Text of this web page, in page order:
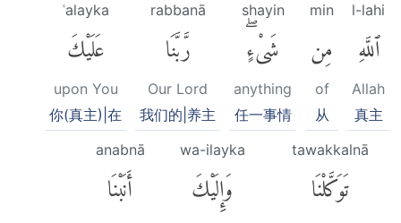
l-lahi
ٱللَّهِ
Allah
真主
min
مِن
of
从
shayin
شَىْءٍۖ
anything
任一事情
rabbanā
رَّبَّنَا
Our Lord
我们的|养主
ʿalayka
عَلَيْكَ
upon You
你(真主)|在
tawakkalnā
تَوَكَّلْنَا
wa-ilayka
وَإِلَيْكَ
anabnā
أَنَبْنَا